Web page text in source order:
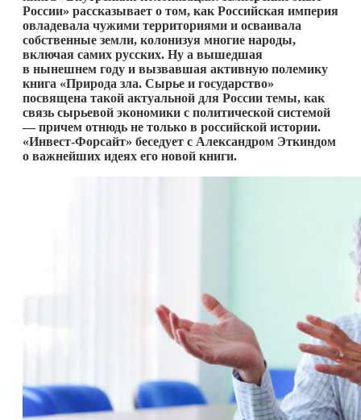
России» рассказывает о том, как Российская империя
овладевала чужими территориями и осваивала
собственные земли, колонизуя многие народы,
включая самих русских. Ну а вышедшая
в нынешнем году и вызвавшая активную полемику
книга «Природа зла. Сырье и государство»
посвящена такой актуальной для России темы, как
связь сырьевой экономики с политической системой
— причем отнюдь не только в российской истории.
«Инвест-Форсайт» беседует с Александром Эткиндом
о важнейших идеях его новой книги.